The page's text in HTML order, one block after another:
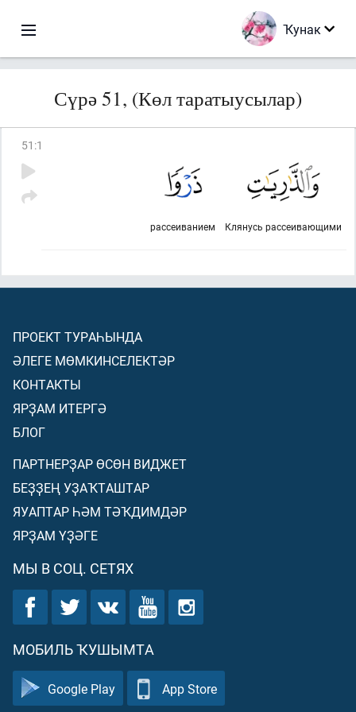
Ҡунак
Сүрә 51, (Көл таратыусылар)
51 :1
Клянусь рассеивающими
рассеиванием
ПРОЕКТ ТУРАҺЫНДА
ӘЛЕГЕ МӨМКИНСЕЛЕКТӘР
КОНТАКТЫ
ЯРҘАМ ИТЕРГӘ
БЛОГ
ПАРТНЕРҘАР ӨСӨН ВИДЖЕТ
БЕҘҘЕҢ УҘАҠТАШТАР
ЯУАПТАР ҺӘМ ТӘҠДИМДӘР
ЯРҘАМ ҮҘӘГЕ
МЫ В СОЦ. СЕТЯХ
МОБИЛЬ ҠУШЫМТА
Google Play App Store